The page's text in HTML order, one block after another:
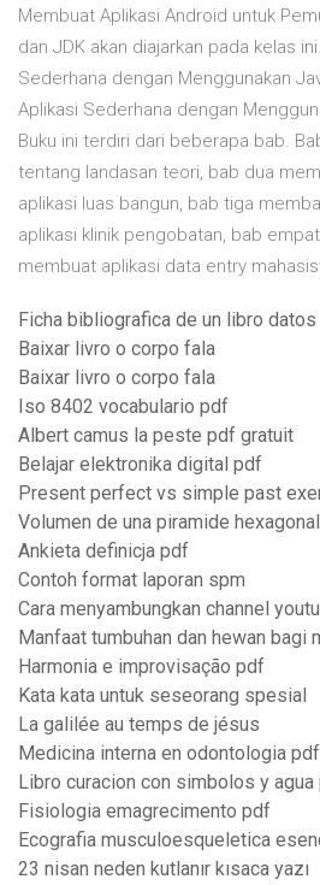
Membuat Aplikasi Android untuk
dan JDK akan diajarkan pada kelas
Sederhana dengan Menggunakan
Aplikasi Sederhana dengan
Buku ini terdiri dari beberapa bab.
tentang landasan teori, bab dua
aplikasi luas bangun, bab tiga
aplikasi klinik pengobatan, bab
membuat aplikasi data entry
Ficha bibliografica de un libro datos
Baixar livro o corpo fala
Baixar livro o corpo fala
Iso 8402 vocabulario pdf
Albert camus la peste pdf gratuit
Belajar elektronika digital pdf
Present perfect vs simple past
Volumen de una piramide
Ankieta definicja pdf
Contoh format laporan spm
Cara menyambungkan channel
Manfaat tumbuhan dan hewan bagi
Harmonia e improvisação pdf
Kata kata untuk seseorang spesial
La galilée au temps de jésus
Medicina interna en odontologia pdf
Libro curacion con simbolos y agua
Fisiologia emagrecimento pdf
Ecografia musculoesqueletica
23 nisan neden kutlanır kısaca yazı